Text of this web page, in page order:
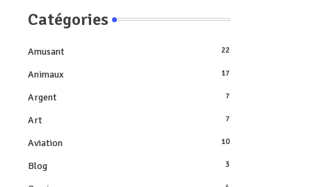
Catégories
Amusant 22
Animaux 17
Argent 7
Art 7
Aviation 10
Blog 3